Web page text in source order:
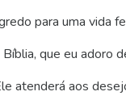
para uma vida
que eu adoro
atenderá aos